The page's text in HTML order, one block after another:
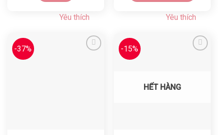
Yêu thích Yêu thích
-37% -15%
HẾT HÀNG